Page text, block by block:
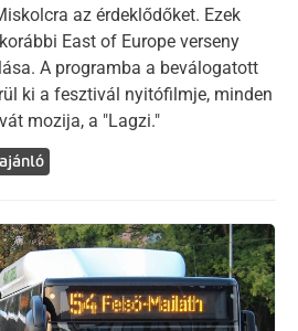
az érdeklődőket. Ezek
East of Europe verseny
A programba a beválogatott
ki a fesztivál nyitófilmje, minden
mozija, a "Lagzi."